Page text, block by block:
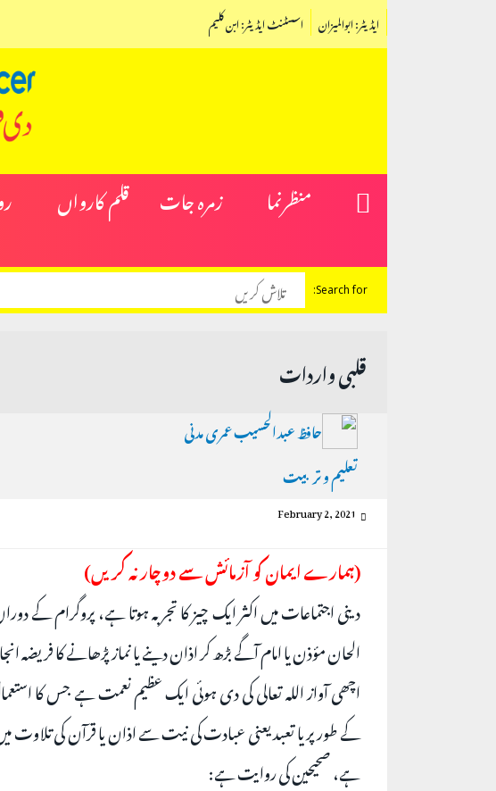
اسسٹنٹ ایڈیٹر: ابن کلیم ایڈیٹر: ابوالمیزان
منظرنما زمرہ جات قلم کارواں
Search for:
قلبی واردات
حافظ عبدالحسیب عمری مدنی
تعلیم و تربیت
February 2, 2021
(ہمارے ایمان کو آزمائش سے دوچار نہ کریں)
دینی اجتماعات میں اکثر ایک چیز کا تجربہ ہوتا ہے، پروگرام کے
الحان مؤذن یا امام آگے بڑھ کر اذان دینے یا نماز پڑھانے کا فریضہ
اچھی آواز اللہ تعالی کی دی ہوئی ایک عظیم نعمت ہے جس کا
کے طور پر یا تعبد یعنی عبادت کی نیت سے اذان یا قرآن کی تلاوت
ہے، صحیحین کی روایت ہے: